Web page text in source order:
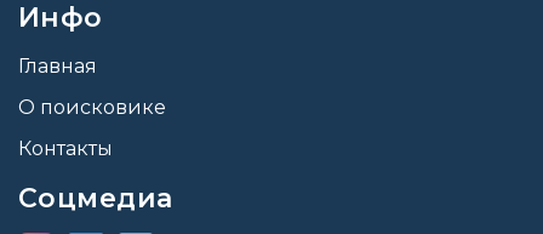
Инфо
Главная
О поисковике
Контакты
Соцмедиа